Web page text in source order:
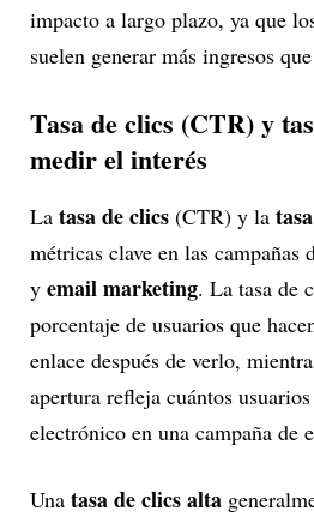
impacto a largo plazo, ya que
suelen generar más ingresos
Tasa de clics (CTR) y
medir el interés
La tasa de clics (CTR) y la
métricas clave en las campañas
y email marketing. La tasa de
porcentaje de usuarios que
enlace después de verlo,
apertura refleja cuántos
electrónico en una campaña de
Una tasa de clics alta